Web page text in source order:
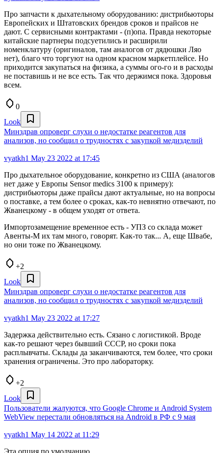
Про запчасти к дыхательному оборудованию: дистрибьюторы
Европейских и Штатовских брендов сроков и прайсов не
дают. С сервисными контрактами - (п)опа. Правда некоторые
китайские партнеры подсуетились и расширили
номенклатуру (оригиналов, там аналогов от дядюшки Ляо
нет), благо что торгуют на одном красном маркетплейсе. Но
приходится закупаться на физика, а суммы ого-го и в расходы
не поставишь и не все есть. Так что держимся пока. Здоровья
всем.
0
Look
Минздрав опроверг слухи о недостатке реагентов для
анализов, но сообщил о трудностях с закупкой медизделий
vyatkh1 May 23 2022 at 17:45
Про дыхательное оборудование, конкретно из США (аналогов
нет даже у Европы Sensor medics 3100 к примеру):
дистрибьюторы даже прайсы дают актуальные, но на вопросы
о поставке, а тем более о сроках, как-то невнятно отвечают, по
Жванецкому - в общем уходят от ответа.
Импортозамещение временное есть - УПЗ со склада может
Авенты-М их там много, говорят. Как-то так... А, еще Швабе,
но они тоже по Жванецкому.
+2
Look
Минздрав опроверг слухи о недостатке реагентов для
анализов, но сообщил о трудностях с закупкой медизделий
vyatkh1 May 23 2022 at 17:27
Задержка действительно есть. Сязано с логистикой. Вроде
как-то решают через бывший СССР, но сроки пока
расплывчаты. Склады да заканчиваются, тем более, что сроки
хранения ограничены. Это про лабораторку.
+2
Look
Пользователи жалуются, что Google Chrome и Android System
WebView перестали обновляться на Android в РФ с 9 мая
vyatkh1 May 14 2022 at 11:29
Эта опция по умолчанию.